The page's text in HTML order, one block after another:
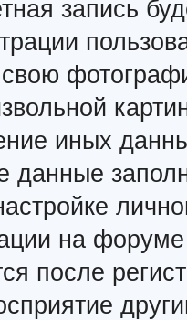
запись
иных
данные
на
после